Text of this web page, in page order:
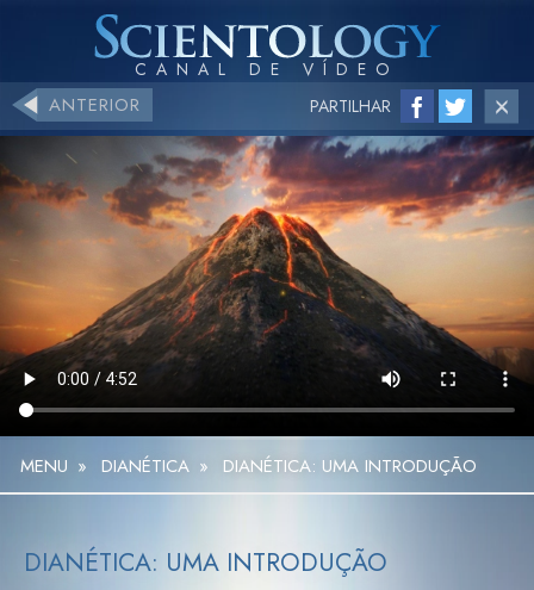
ANTERIOR PARTILHAR
MENU » DIANÉTICA » DIANÉTICA: UMA INTRODUÇÃO
DIANÉTICA: UMA INTRODUÇÃO